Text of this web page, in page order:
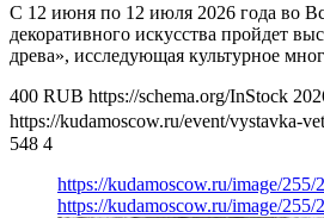
С 12 июня по 12 июля 2026 года во
декоративного искусства пройдет
древа», исследующая культурное
400 RUB https://schema.org/InStock
https://kudamoscow.ru/event/vystavka-
548 4
https://kudamoscow.ru/image/
https://kudamoscow.ru/image/